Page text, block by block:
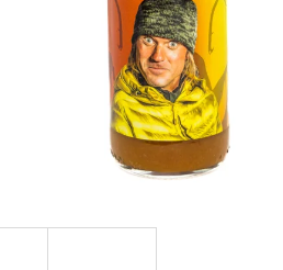
HOŘČIČNÁ OMÁČKA -